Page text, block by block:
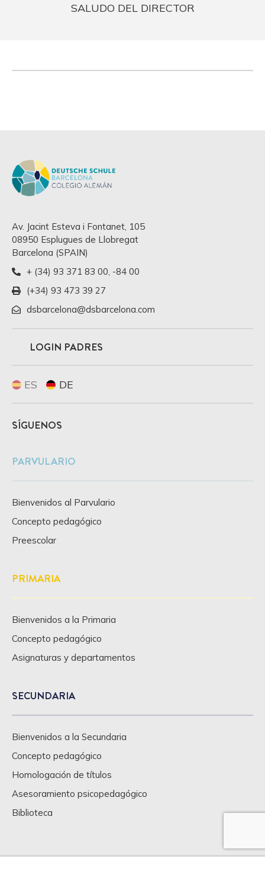
SALUDO DEL DIRECTOR
Av. Jacint Esteva i Fontanet, 105
08950 Esplugues de Llobregat
Barcelona (SPAIN)
+ (34) 93 371 83 00 -84 00
(+34) 93 473 39 27
dsbarcelona@dsbarcelona.com
LOGIN PADRES
ES DE
SÍGUENOS
PARVULARIO
Bienvenidos al Parvulario
Concepto pedagógico
Preescolar
PRIMARIA
Bienvenidos a la Primaria
Concepto pedagógico
Asignaturas y departamentos
SECUNDARIA
Bienvenidos a la Secundaria
Concepto pedagógico
Homologación de títulos
Asesoramiento psicopedagógico
Biblioteca